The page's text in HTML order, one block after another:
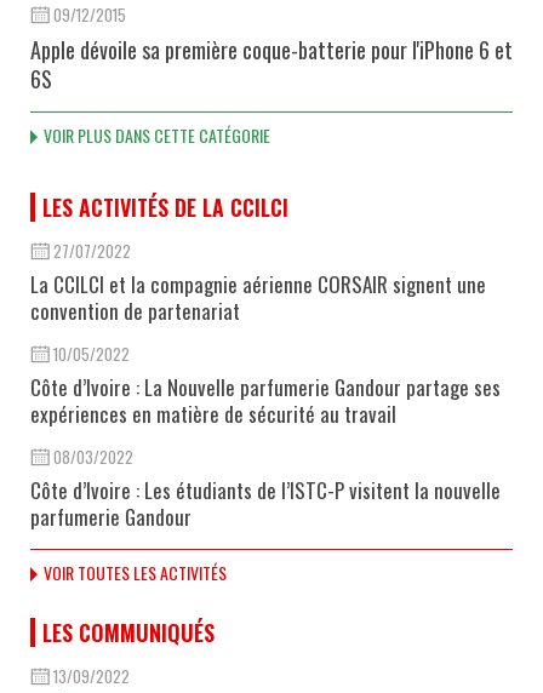
09/12/2015
Apple dévoile sa première coque-batterie pour l'iPhone 6 et
6S
VOIR PLUS DANS CETTE CATÉGORIE
LES ACTIVITÉS DE LA CCILCI
27/07/2022
La CCILCI et la compagnie aérienne CORSAIR signent une
convention de partenariat
10/05/2022
Côte d’Ivoire : La Nouvelle parfumerie Gandour partage ses
expériences en matière de sécurité au travail
08/03/2022
Côte d’Ivoire : Les étudiants de l’ISTC-P visitent la nouvelle
parfumerie Gandour
VOIR TOUTES LES ACTIVITÉS
LES COMMUNIQUÉS
13/09/2022